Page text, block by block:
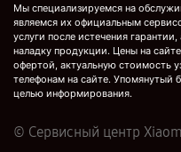
Мы специализируемся на
являемся их официальным
услуги после истечения
наладку продукции. Цены на
офертой, актуальную стоимость
телефонам на сайте. Упомянутый
целью информирования.
© Сервисный центр